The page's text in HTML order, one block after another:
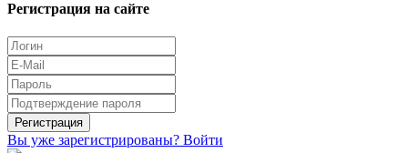
Регистрация на сайте
Вы уже зарегистрированы? Войти